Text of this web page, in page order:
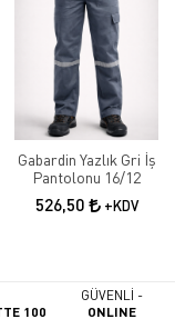
Gabardin Yazlık Gri İş
Pantolonu 16/12
526,50 +KDV
100
GÜVENLİ -
ONLINE